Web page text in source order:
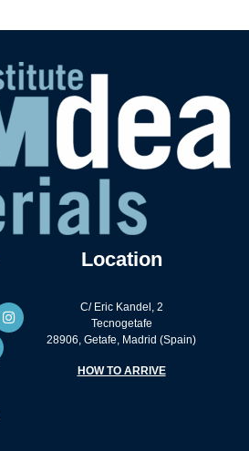
Location
C/ Eric Kandel, 2
Tecnogetafe
28906, Getafe, Madrid (Spain)
HOW TO ARRIVE